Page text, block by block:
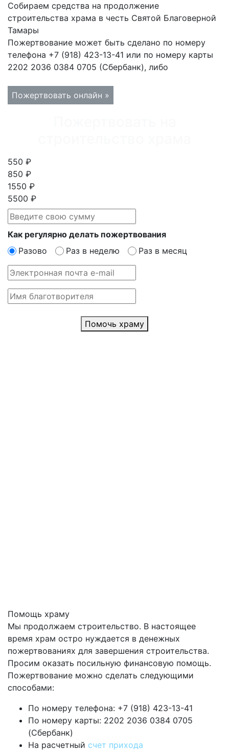
Собираем средства на продолжение
строительства храма в честь Святой Благоверной
Тамары
Пожертвование может быть сделано по номеру
телефона +7 (918) 423-13-41 или по номеру карты
2202 2036 0384 0705 (Сбербанк), либо
Пожертвовать онлайн »
550 ₽
850 ₽
1550 ₽
5500 ₽
Как регулярно делать пожертвования
Разово
Раз в неделю Раз в месяц
Помочь храму
Помощь храму
Мы продолжаем строительство. В настоящее
время храм остро нуждается в денежных
пожертвованиях для завершения строительства.
Просим оказать посильную финансовую помощь.
Пожертвование можно сделать следующими
способами:
По номеру телефона: +7 (918) 423-13-41
По номеру карты: 2202 2036 0384 0705
(Сбербанк)
На расчетный счет прихода